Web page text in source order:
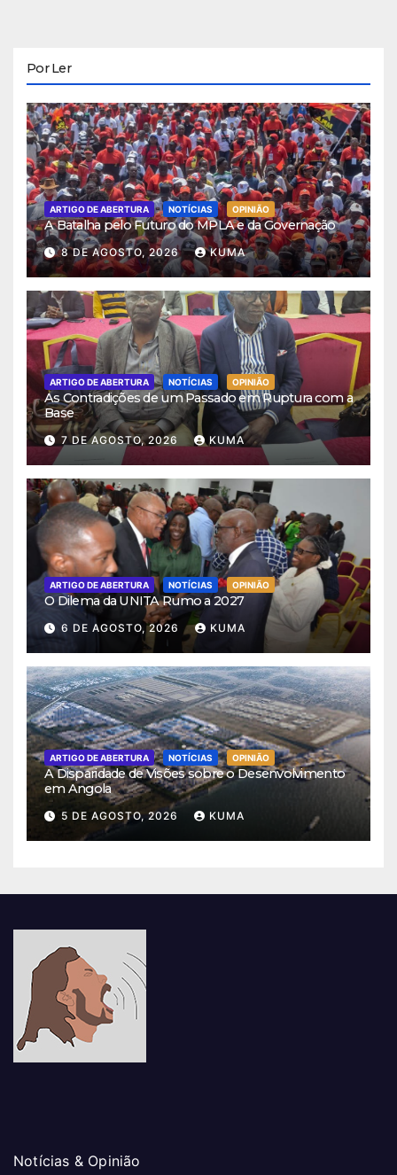
Por Ler
ARTIGO DE ABERTURA NOTÍCIAS OPINIÃO
A Batalha pelo Futuro do MPLA e da Governação
8 DE AGOSTO, 2026 KUMA
ARTIGO DE ABERTURA NOTÍCIAS OPINIÃO
As Contradições de um Passado em Ruptura com a
Base
7 DE AGOSTO, 2026 KUMA
ARTIGO DE ABERTURA NOTÍCIAS OPINIÃO
O Dilema da UNITA Rumo a 2027
6 DE AGOSTO, 2026 KUMA
ARTIGO DE ABERTURA NOTÍCIAS OPINIÃO
A Disparidade de Visões sobre o Desenvolvimento
em Angola
5 DE AGOSTO, 2026 KUMA
Notícias & Opinião